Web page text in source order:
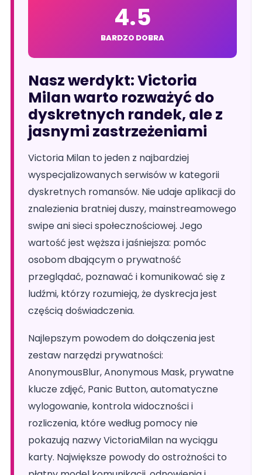
4.5
BARDZO DOBRA
Nasz werdykt: Victoria
Milan warto rozważyć do
dyskretnych randek, ale z
jasnymi zastrzeżeniami
Victoria Milan to jeden z najbardziej
wyspecjalizowanych serwisów w kategorii
dyskretnych romansów. Nie udaje aplikacji do
znalezienia bratniej duszy, mainstreamowego
swipe ani sieci społecznościowej. Jego
wartość jest węższa i jaśniejsza: pomóc
osobom dbającym o prywatność
przeglądać, poznawać i komunikować się z
ludźmi, którzy rozumieją, że dyskrecja jest
częścią doświadczenia.
Najlepszym powodem do dołączenia jest
zestaw narzędzi prywatności:
AnonymousBlur, Anonymous Mask, prywatne
klucze zdjęć, Panic Button, automatyczne
wylogowanie, kontrola widoczności i
rozliczenia, które według pomocy nie
pokazują nazwy VictoriaMilan na wyciągu
karty. Największe powody do ostrożności to